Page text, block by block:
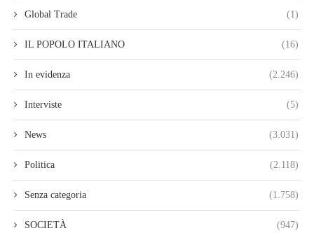
Global Trade (1)
IL POPOLO ITALIANO (16)
In evidenza (2.246)
Interviste (5)
News (3.031)
Politica (2.118)
Senza categoria (1.758)
SOCIETÀ (947)